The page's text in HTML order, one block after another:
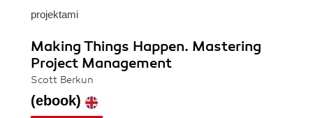
projektami
Making Things Happen. Mastering
Project Management
Scott Berkun
(ebook)